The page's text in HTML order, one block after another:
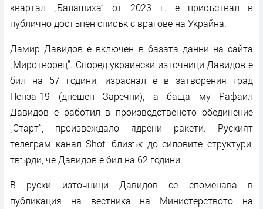
квартал „Балашиха“ от 2023 г. е присъствал в
публично достъпен списък с врагове на Украйна.
Дамир Давидов е включен в базата данни на сайта
„Миротворец“. Според украински източници Давидов е
бил на 57 години, израснал е в затворения град
Пенза-19 (днешен Заречни), а баща му Рафаил
Давидов е работил в производственото обединение
„Старт“, произвеждало ядрени ракети. Руският
телеграм канал Shot, близък до силовите структури,
твърди, че Давидов е бил на 62 години.
В руски източници Давидов се споменава в
публикация на вестника на Министерството на